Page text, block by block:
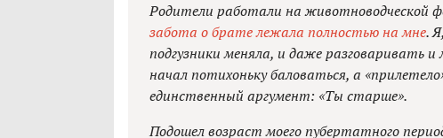
Родители работали на животноводческой
забота о брате лежала полностью на мне.
подгузники меняла, и даже разговаривать
начал потихоньку баловаться, а
единственный аргумент: «Ты старше».
Подошел возраст моего пубертатного